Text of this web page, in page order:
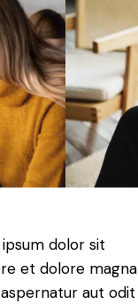
dolor sit
et dolore magna
aut odit